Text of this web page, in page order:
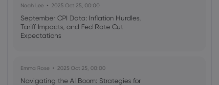
Noah Lee 2025 Oct 25, 00:00
September CPI Data: Inflation Hurdles,
Tariff Impacts, and Fed Rate Cut
Expectations
Emma Rose 2025 Oct 25, 00:00
Navigating the AI Boom: Strategies for